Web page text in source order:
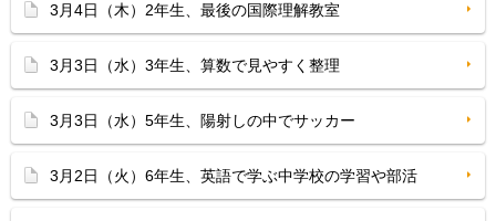
3月4日（木）2年生、最後の国際理解教室
3月3日（水）3年生、算数で見やすく整理
3月3日（水）5年生、陽射しの中でサッカー
3月2日（火）6年生、英語で学ぶ中学校の学習や部活